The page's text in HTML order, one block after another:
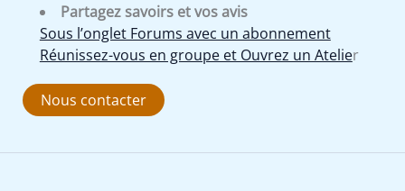
Partagez savoirs et vos avis
Sous l’onglet Forums avec un abonnement
Réunissez-vous en groupe et Ouvrez un Atelier
Nous contacter